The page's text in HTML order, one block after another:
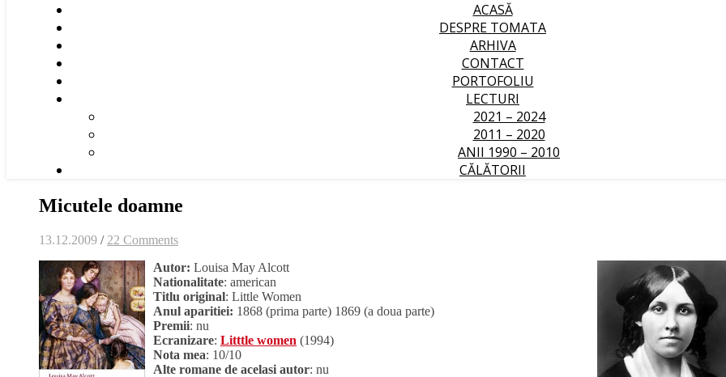
ACASĂ
DESPRE TOMATA
ARHIVA
CONTACT
PORTOFOLIU
LECTURI
2021 – 2024
2011 – 2020
ANII 1990 – 2010
CĂLĂTORII
Micutele doamne
13.12.2009 / 22 Comments
Autor: Louisa May Alcott
Nationalitate: american
Titlu original: Little Women
Anul aparitiei: 1868 (prima parte) 1869 (a doua parte)
Premii: nu
Ecranizare: Litttle women (1994)
Nota mea: 10/10
Alte romane de acelasi autor: nu